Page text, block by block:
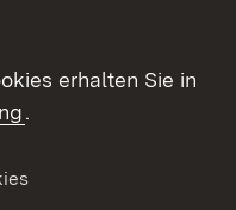
erhalten Sie in
.